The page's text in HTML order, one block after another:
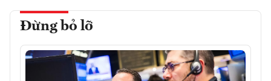
Đừng bỏ lỡ